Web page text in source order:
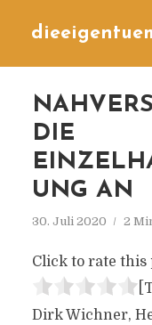
DIE
UNG AN
30. Juli 2020 2
Click to rate this
Dirk Wichner,